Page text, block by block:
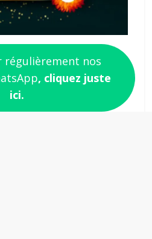
régulièrement nos
, cliquez juste
ici.